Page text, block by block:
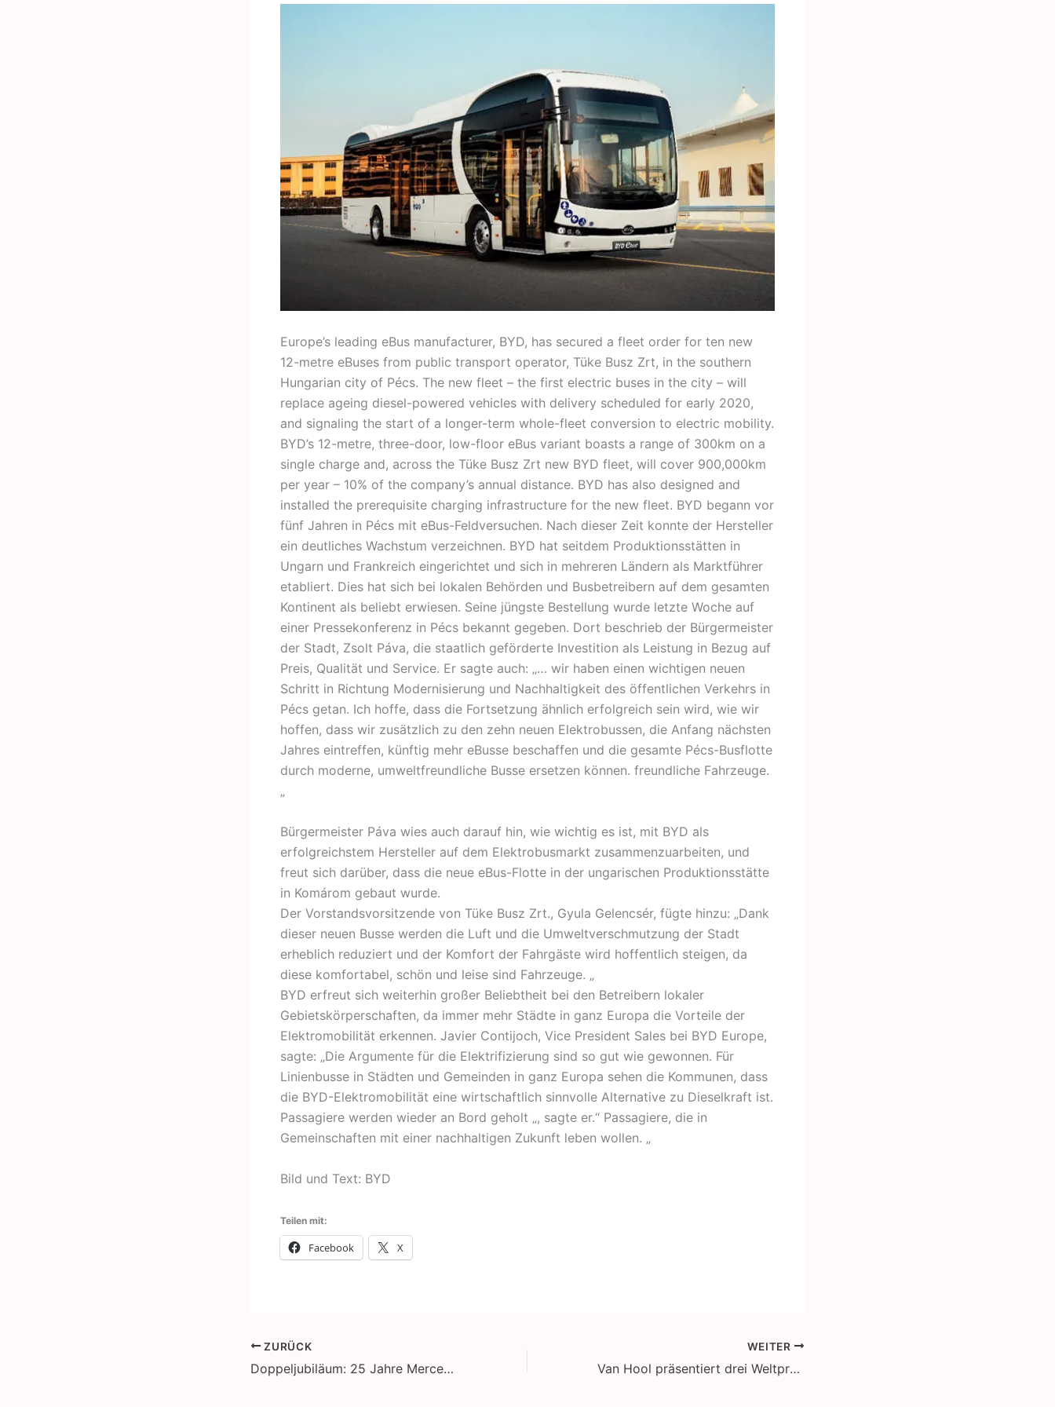
Europe’s leading eBus manufacturer, BYD, has secured a fleet order for ten new
12-metre eBuses from public transport operator, Tüke Busz Zrt, in the southern
Hungarian city of Pécs. The new fleet – the first electric buses in the city – will
replace ageing diesel-powered vehicles with delivery scheduled for early 2020,
and signaling the start of a longer-term whole-fleet conversion to electric mobility.
BYD’s 12-metre, three-door, low-floor eBus variant boasts a range of 300km on a
single charge and, across the Tüke Busz Zrt new BYD fleet, will cover 900,000km
per year – 10% of the company’s annual distance. BYD has also designed and
installed the prerequisite charging infrastructure for the new fleet. BYD begann vor
fünf Jahren in Pécs mit eBus-Feldversuchen. Nach dieser Zeit konnte der Hersteller
ein deutliches Wachstum verzeichnen. BYD hat seitdem Produktionsstätten in
Ungarn und Frankreich eingerichtet und sich in mehreren Ländern als Marktführer
etabliert. Dies hat sich bei lokalen Behörden und Busbetreibern auf dem gesamten
Kontinent als beliebt erwiesen. Seine jüngste Bestellung wurde letzte Woche auf
einer Pressekonferenz in Pécs bekannt gegeben. Dort beschrieb der Bürgermeister
der Stadt, Zsolt Páva, die staatlich geförderte Investition als Leistung in Bezug auf
Preis, Qualität und Service. Er sagte auch: „… wir haben einen wichtigen neuen
Schritt in Richtung Modernisierung und Nachhaltigkeit des öffentlichen Verkehrs in
Pécs getan. Ich hoffe, dass die Fortsetzung ähnlich erfolgreich sein wird, wie wir
hoffen, dass wir zusätzlich zu den zehn neuen Elektrobussen, die Anfang nächsten
Jahres eintreffen, künftig mehr eBusse beschaffen und die gesamte Pécs-Busflotte
durch moderne, umweltfreundliche Busse ersetzen können. freundliche Fahrzeuge.
„
Bürgermeister Páva wies auch darauf hin, wie wichtig es ist, mit BYD als
erfolgreichstem Hersteller auf dem Elektrobusmarkt zusammenzuarbeiten, und
freut sich darüber, dass die neue eBus-Flotte in der ungarischen Produktionsstätte
in Komárom gebaut wurde.
Der Vorstandsvorsitzende von Tüke Busz Zrt., Gyula Gelencsér, fügte hinzu: „Dank
dieser neuen Busse werden die Luft und die Umweltverschmutzung der Stadt
erheblich reduziert und der Komfort der Fahrgäste wird hoffentlich steigen, da
diese komfortabel, schön und leise sind Fahrzeuge. „
BYD erfreut sich weiterhin großer Beliebtheit bei den Betreibern lokaler
Gebietskörperschaften, da immer mehr Städte in ganz Europa die Vorteile der
Elektromobilität erkennen. Javier Contijoch, Vice President Sales bei BYD Europe,
sagte: „Die Argumente für die Elektrifizierung sind so gut wie gewonnen. Für
Linienbusse in Städten und Gemeinden in ganz Europa sehen die Kommunen, dass
die BYD-Elektromobilität eine wirtschaftlich sinnvolle Alternative zu Dieselkraft ist.
Passagiere werden wieder an Bord geholt „, sagte er.“ Passagiere, die in
Gemeinschaften mit einer nachhaltigen Zukunft leben wollen. „
Bild und Text: BYD
Teilen mit:
Facebook X
ZURÜCK
Doppeljubiläum: 25 Jahre Mercedes-Benz Tourismo und 30.000 Einheiten des meistgekauften Reisebusses in Europa
WEITER
Van Hool präsentiert drei Weltpremieren und 18 Fahrzeuge auf der BUSWORLD EUROPE 2019